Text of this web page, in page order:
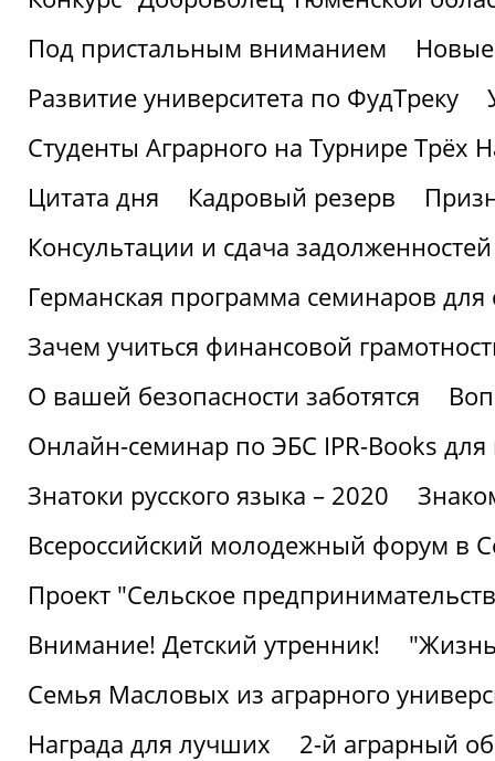
Под пристальным вниманием
Развитие университета по ФудТреку
Студенты Аграрного на Турнире Трёх
Цитата дня
Кадровый резерв
Консультации и сдача
Германская программа семинаров для
Зачем учиться финансовой
О вашей безопасности заботятся
Онлайн-семинар по ЭБС IPR-Books для
Знатоки русского языка – 2020
Всероссийский молодежный форум в
Проект "Сельское
Внимание! Детский утренник!
Семья Масловых из аграрного
Награда для лучших
2-й аграрный